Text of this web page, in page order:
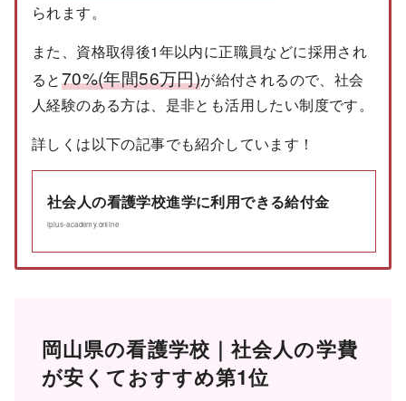
られます。
また、資格取得後1年以内に正職員などに採用され
ると70%(年間56万円)が給付されるので、社会
人経験のある方は、是非とも活用したい制度です。
詳しくは以下の記事でも紹介しています！
社会人の看護学校進学に利用できる給付金
iplus-academy.online
岡山県の看護学校｜社会人の学費
が安くておすすめ第1位